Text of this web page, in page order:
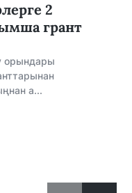
2
грант
орындары
а...